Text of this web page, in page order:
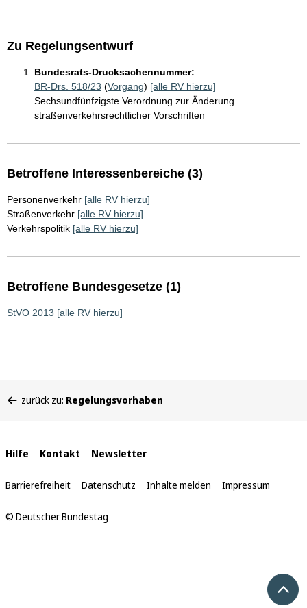
Zu Regelungsentwurf
Bundesrats-Drucksachennummer:
BR-Drs. 518/23 (Vorgang) [alle RV hierzu]
Sechsundfünfzigste Verordnung zur Änderung
straßenverkehrsrechtlicher Vorschriften
Betroffene Interessenbereiche (3)
Personenverkehr [alle RV hierzu]
Straßenverkehr [alle RV hierzu]
Verkehrspolitik [alle RV hierzu]
Betroffene Bundesgesetze (1)
StVO 2013 [alle RV hierzu]
befinden
zurück zu: Regelungsvorhaben
Interne
Links
Hilfe Kontakt Newsletter
Barrierefreiheit Datenschutz Inhalte melden Impressum
© Deutscher Bundestag